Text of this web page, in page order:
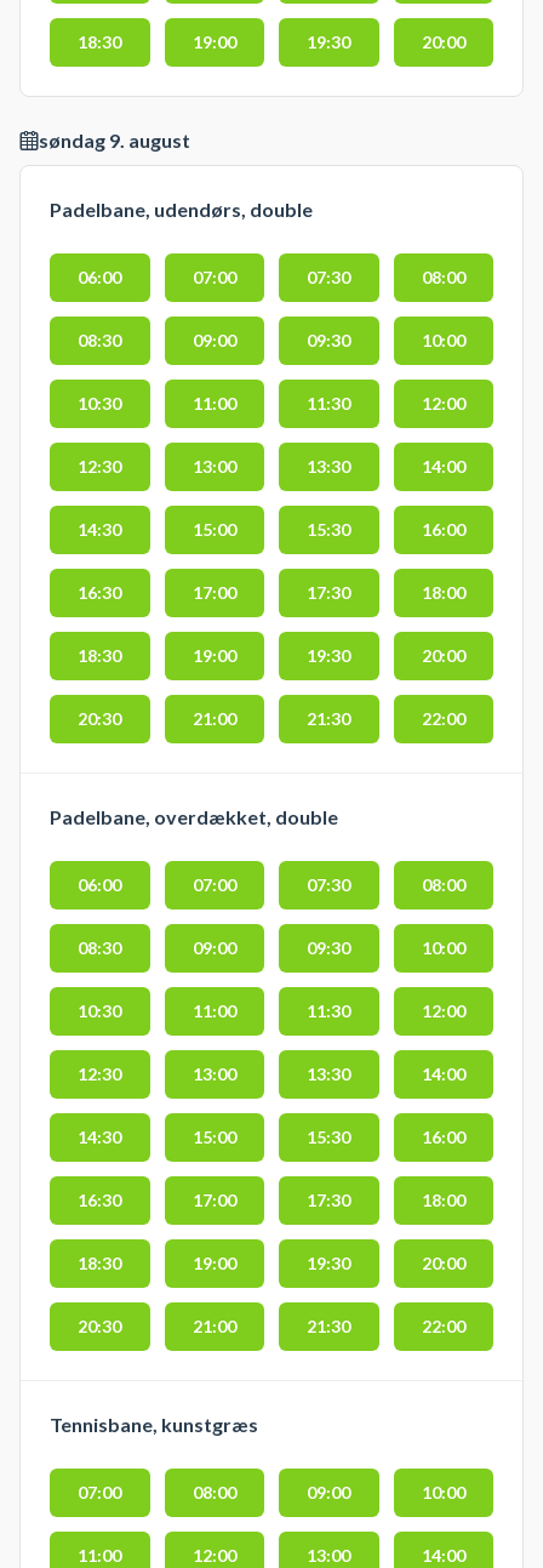
18:30 19:00 19:30 20:00
søndag 9. august
Padelbane, udendørs, double
06:00 07:00 07:30 08:00
08:30 09:00 09:30 10:00
10:30 11:00 11:30 12:00
12:30 13:00 13:30 14:00
14:30 15:00 15:30 16:00
16:30 17:00 17:30 18:00
18:30 19:00 19:30 20:00
20:30 21:00 21:30 22:00
Padelbane, overdækket, double
06:00 07:00 07:30 08:00
08:30 09:00 09:30 10:00
10:30 11:00 11:30 12:00
12:30 13:00 13:30 14:00
14:30 15:00 15:30 16:00
16:30 17:00 17:30 18:00
18:30 19:00 19:30 20:00
20:30 21:00 21:30 22:00
Tennisbane, kunstgræs
07:00 08:00 09:00 10:00
11:00 12:00 13:00 14:00